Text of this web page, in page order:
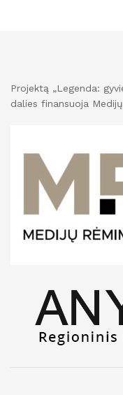
Projektą „Legenda:
dalies finansuoja